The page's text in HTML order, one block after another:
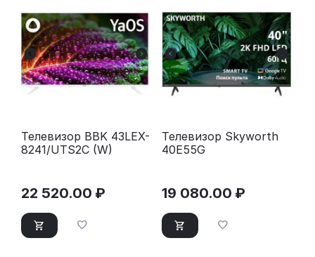
Телевизор BBK 43LEX-
8241/UTS2C (W)
22 520.00 ₽
Телевизор Skyworth
40E55G
19 080.00 ₽